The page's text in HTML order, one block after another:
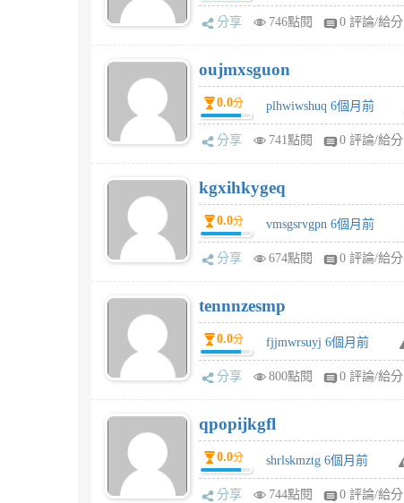
分享 746點閱 0 評論/給分
oujmxsguon
0.0分 plhwiwshuq 6個月前
分享 741點閱 0 評論/給分
kgxihkygeq
0.0分 vmsgsrvgpn 6個月前
分享 674點閱 0 評論/給分
tennnzesmp
0.0分 fjjmwrsuyj 6個月前
分享 800點閱 0 評論/給分
qpopijkgfl
0.0分 shrlskmztg 6個月前
分享 744點閱 0 評論/給分